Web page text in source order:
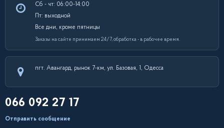
Сб - чт: 06:00-14:00
Пт: выходной
Все дни, кроме пятницы
Заказы на сайте принимаем 24/7, обработка - в рабочее время.
пгт. Авангард, рынок 7-км, ул. Базовая, 1, Одесса
066 092 27 17
Отправить сообщение